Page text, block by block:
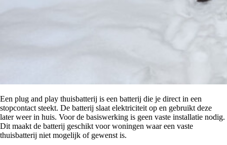
Een plug and play thuisbatterij is een batterij die je direct in een
stopcontact steekt. De batterij slaat elektriciteit op en gebruikt deze
later weer in huis. Voor de basiswerking is geen vaste installatie nodig.
Dit maakt de batterij geschikt voor woningen waar een vaste
thuisbatterij niet mogelijk of gewenst is.